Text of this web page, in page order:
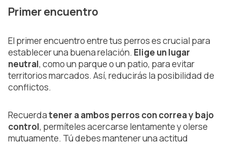
Primer encuentro
El primer encuentro entre tus perros es crucial para
establecer una buena relación. Elige un lugar
neutral, como un parque o un patio, para evitar
territorios marcados. Así, reducirás la posibilidad de
conflictos.
Recuerdatener a ambos perros con correa y bajo
control, permíteles acercarse lentamente y olerse
mutuamente. Tú debes mantener una actitud